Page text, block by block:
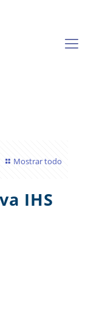
Mostrar todo
IHS